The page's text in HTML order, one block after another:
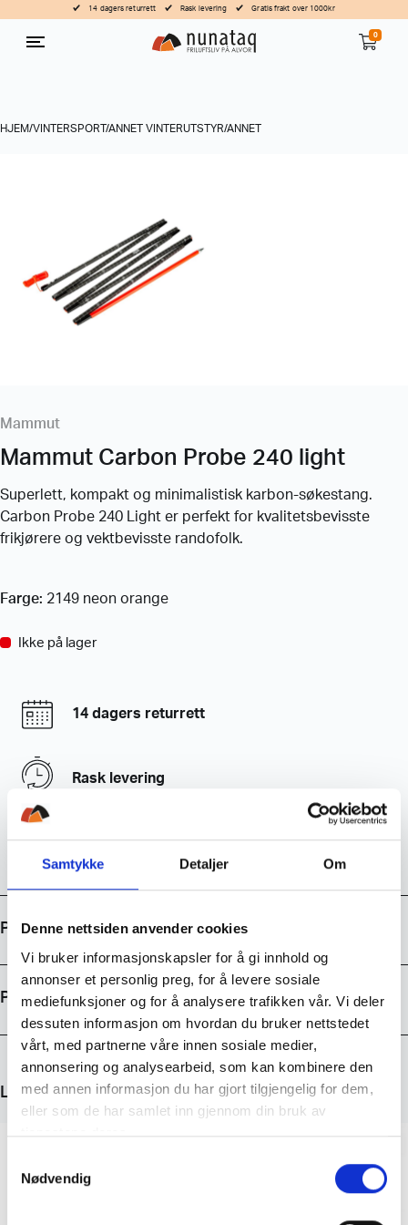
Samtykke Detaljer Om
Denne nettsiden anvender cookies
Vi bruker informasjonskapsler for å gi innhold og
annonser et personlig preg, for å levere sosiale
mediefunksjoner og for å analysere trafikken vår. Vi deler
dessuten informasjon om hvordan du bruker nettstedet
vårt, med partnerne våre innen sosiale medier,
annonsering og analysearbeid, som kan kombinere den
med annen informasjon du har gjort tilgjengelig for dem,
eller som de har samlet inn gjennom din bruk av
tjenestene deres.
Nødvendig
14 dagers returrett Rask levering Gratis frakt over 1000kr
0
HJEM/VINTERSPORT/ANNET VINTERUTSTYR/ANNET
Mammut
Mammut Carbon Probe 240 light
Superlett, kompakt og minimalistisk karbon-søkestang.
Carbon Probe 240 Light er perfekt for kvalitetsbevisste
frikjørere og vektbevisste randofolk.
Farge: 2149 neon orange
Ikke på lager
14 dagers returrett
Rask levering
Gratis frakt over 1000kr
Produktdetaljer
Prisutvikling
Like produkter